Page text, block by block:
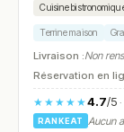
Cuisine
Terrine maison
Livraison :Non
Réservation en
★★★★★4.7/5
RANKEAT
Aucun